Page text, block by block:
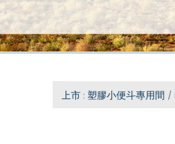
新品上市 : 塑膠小便斗專用間 /